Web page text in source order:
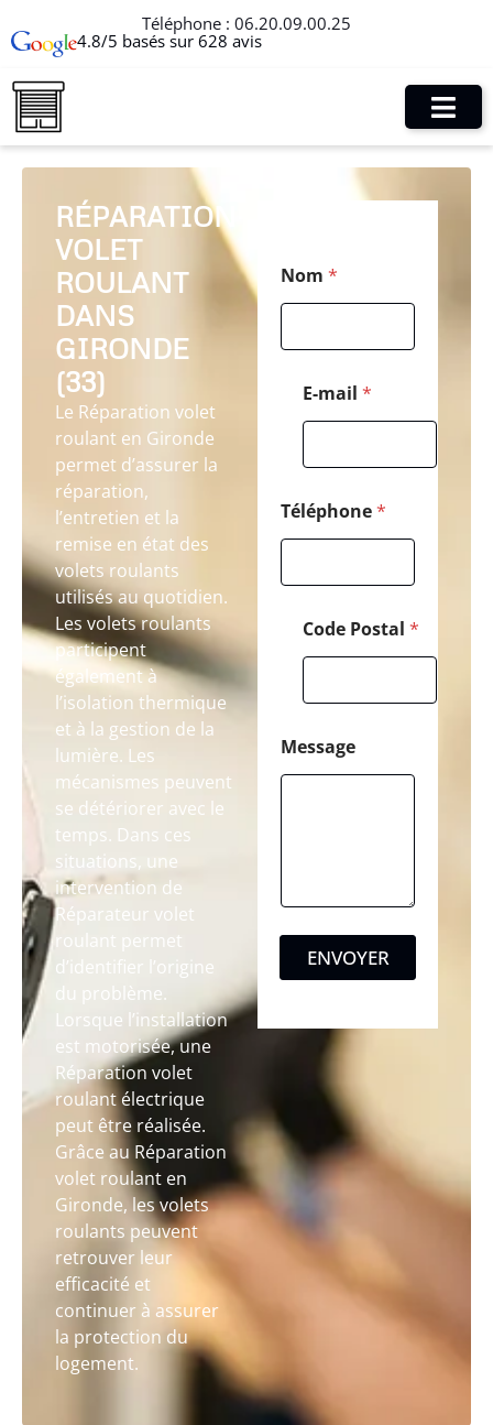
Téléphone : 06.20.09.00.25
4.8/5 basés sur 628 avis
RÉPARATION
VOLET
ROULANT
DANS
GIRONDE
(33)
Le Réparation volet
roulant en Gironde
permet d’assurer la
réparation,
l’entretien et la
remise en état des
volets roulants
utilisés au quotidien.
Les volets roulants
participent
également à
l’isolation thermique
et à la gestion de la
lumière. Les
mécanismes peuvent
se détériorer avec le
temps. Dans ces
situations, une
intervention de
Réparateur volet
roulant permet
d’identifier l’origine
du problème.
Lorsque l’installation
est motorisée, une
Réparation volet
roulant électrique
peut être réalisée.
Grâce au Réparation
volet roulant en
Gironde, les volets
roulants peuvent
retrouver leur
efficacité et
continuer à assurer
la protection du
logement.
Nom *
E-mail *
Téléphone*
Code Postal *
Message
ENVOYER